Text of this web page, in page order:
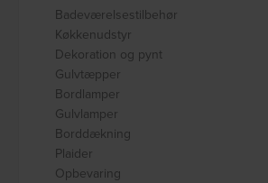
Badeværelsestilbehør
Køkkenudstyr
Dekoration og pynt
Gulvtæpper
Bordlamper
Gulvlamper
Borddækning
Plaider
Opbevaring